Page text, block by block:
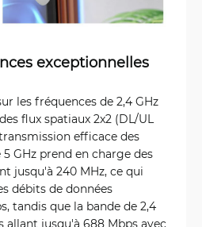
exceptionnelles
les fréquences de 2,4 GHz
flux spatiaux 2x2 (DL/UL
efficace des
GHz prend en charge des
jusqu'à 240 MHz, ce qui
débits de données
tandis que la bande de 2,4
allant jusqu'à 688 Mbps avec